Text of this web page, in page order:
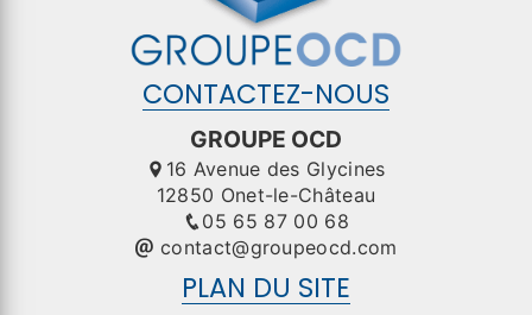
CONTACTEZ-NOUS
GROUPE OCD
16 Avenue des Glycines
12850 Onet-le-Château
05 65 87 00 68
contact@groupeocd.com
PLAN DU SITE